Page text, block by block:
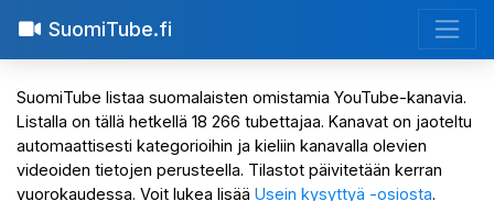
SuomiTube.fi
SuomiTube listaa suomalaisten omistamia YouTube-kanavia.
Listalla on tällä hetkellä 18 266 tubettajaa. Kanavat on jaoteltu
automaattisesti kategorioihin ja kieliin kanavalla olevien
videoiden tietojen perusteella. Tilastot päivitetään kerran
vuorokaudessa. Voit lukea lisää Usein kysyttyä -osiosta.